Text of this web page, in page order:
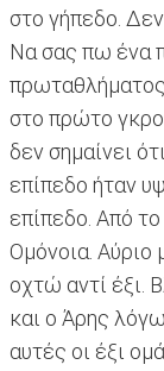
στο γήπεδο.
Να σας πω ένα
πρωταθλήματος
στο πρώτο
δεν σημαίνει
επίπεδο ήταν
επίπεδο. Από
Ομόνοια. Αύριο
οχτώ αντί έξι.
και ο Άρης
αυτές οι έξι